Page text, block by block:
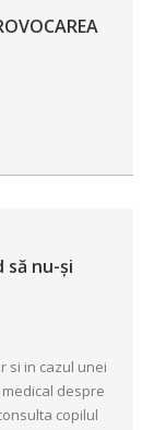
nu-și
si in cazul unei
despre
copilul